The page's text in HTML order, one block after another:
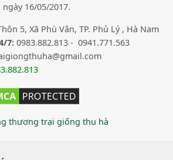
ngày 16/05/2017.
5, Xã Phù Vân, TP. Phủ Lý , Hà Nam
7:0983.882.813 - 0941.771.563